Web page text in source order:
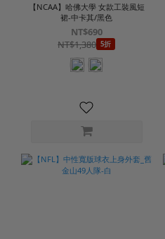
【NCAA】哈佛大學 女款工裝風短
裙-中卡其/黑色
NT$690
NT$1,380 5折